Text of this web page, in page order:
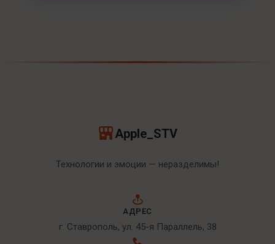
Apple_STV
Технологии и эмоции — неразделимы!
АДРЕС
г. Ставрополь, ул. 45-я Параллель, 38